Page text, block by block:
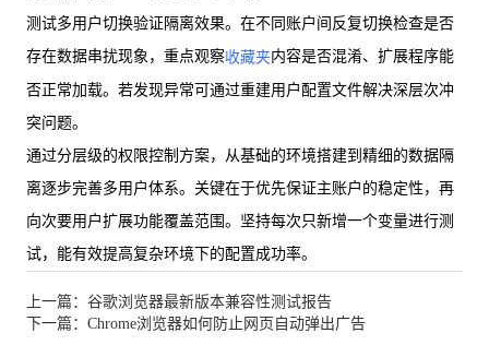
测试多用户切换验证隔离效果。在不同账户间反复切换检查是否
存在数据串扰现象，重点观察收藏夹内容是否混淆、扩展程序能
否正常加载。若发现异常可通过重建用户配置文件解决深层次冲
突问题。
通过分层级的权限控制方案，从基础的环境搭建到精细的数据隔
离逐步完善多用户体系。关键在于优先保证主账户的稳定性，再
向次要用户扩展功能覆盖范围。坚持每次只新增一个变量进行测
试，能有效提高复杂环境下的配置成功率。
上一篇：谷歌浏览器最新版本兼容性测试报告
下一篇：Chrome浏览器如何防止网页自动弹出广告